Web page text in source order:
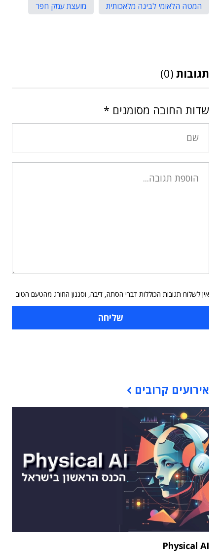
המטה הלאומי לבינה מלאכותית
מועצת עמק חפר
תגובות (0)
שדות החובה מסומנים *
אין לשלוח תגובות הכוללות דברי הסתה, דיבה, וסגנון החורג מהטעם הטוב
אירועים קרובים
Physical AI